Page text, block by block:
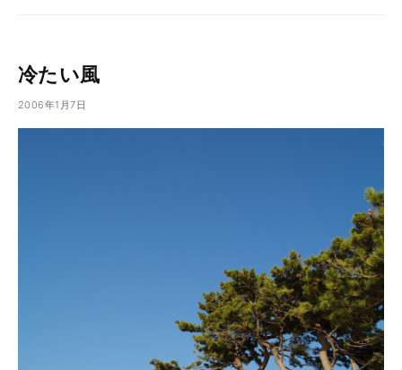
冷たい風
2006年1月7日